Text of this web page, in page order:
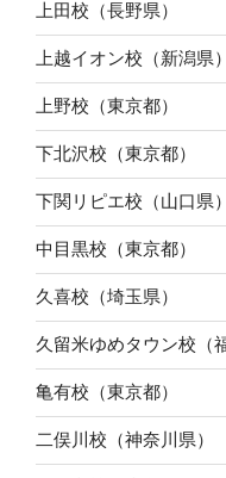
上田校（長野県）
上越イオン校（新潟県）
上野校（東京都）
下北沢校（東京都）
下関リピエ校（山口県）
中目黒校（東京都）
久喜校（埼玉県）
久留米ゆめタウン校（
亀有校（東京都）
二俣川校（神奈川県）